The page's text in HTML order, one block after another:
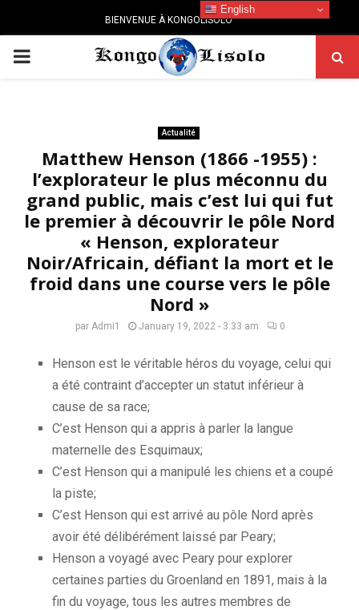
BIENVENUE À KONGOLISOLO
PRIMARY
Actualité
Matthew Henson (1866 -1955) :
l’explorateur le plus méconnu du
grand public, mais c’est lui qui fut
le premier à découvrir le pôle Nord
« Henson, explorateur
Noir/Africain, défiant la mort et le
froid dans une course vers le pôle
Nord »
par Admi1 January 19, 2022 - 3:33 am 0
Henson est le véritable héros du voyage, celui qui
a été contraint d’accepter un statut inférieur à
cause de sa race;
C’est Henson qui a appris à parler la langue
maternelle des Esquimaux;
C’est Henson qui a manipulé les chiens et a coupé
la piste;
C’est Henson qui est arrivé au pôle Nord après
avoir été délibérément laissé par Peary;
Henson a voyagé avec Peary pour explorer
certaines parties du Groenland en 1891, mais à la
fin du voyage, tous les autres membres de
English